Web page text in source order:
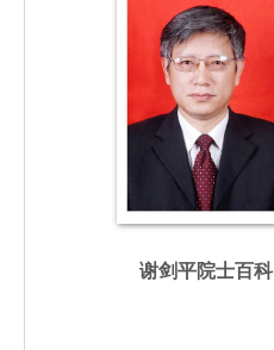
谢剑平院士百科